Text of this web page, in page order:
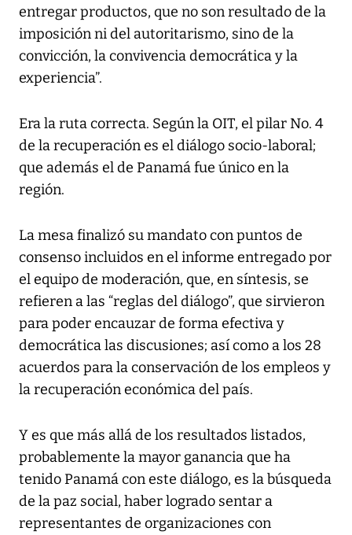
entregar productos, que no son resultado de la
imposición ni del autoritarismo, sino de la
convicción, la convivencia democrática y la
experiencia”.
Era la ruta correcta. Según la OIT, el pilar No. 4
de la recuperación es el diálogo socio-laboral;
que además el de Panamá fue único en la
región.
La mesa finalizó su mandato con puntos de
consenso incluidos en el informe entregado por
el equipo de moderación, que, en síntesis, se
refieren a las “reglas del diálogo”, que sirvieron
para poder encauzar de forma efectiva y
democrática las discusiones; así como a los 28
acuerdos para la conservación de los empleos y
la recuperación económica del país.
Y es que más allá de los resultados listados,
probablemente la mayor ganancia que ha
tenido Panamá con este diálogo, es la búsqueda
de la paz social, haber logrado sentar a
representantes de organizaciones con